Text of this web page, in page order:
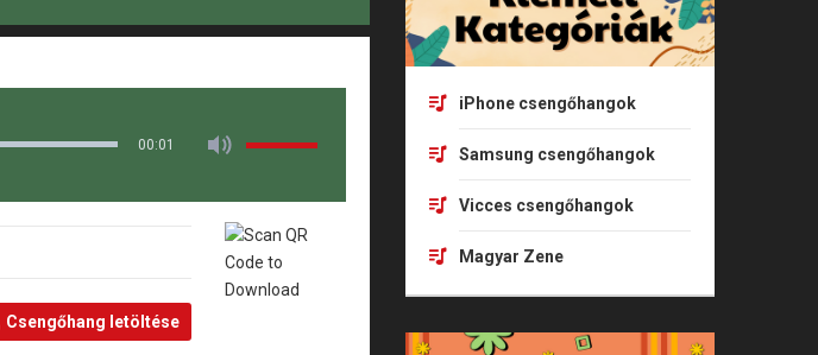
00:01
Csengőhang letöltése
iPhone csengőhangok
Samsung csengőhangok
Vicces csengőhangok
Magyar Zene